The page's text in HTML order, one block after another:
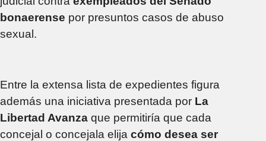
bonaerense por presuntos casos de abuso
sexual.
Entre la extensa lista de expedientes figura
además una iniciativa presentada por La
Libertad Avanza que permitiría que cada
concejal o concejala elija cómo desea ser